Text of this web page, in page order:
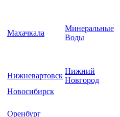
Махачкала
Минеральные
Воды
Нижневартовск
Нижний
Новгород
Новосибирск
Оренбург